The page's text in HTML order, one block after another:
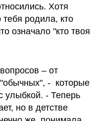
Хотя
родила, кто
означало "кто твоя
– от
-  которые
улыбкой. - Теперь
но в детстве